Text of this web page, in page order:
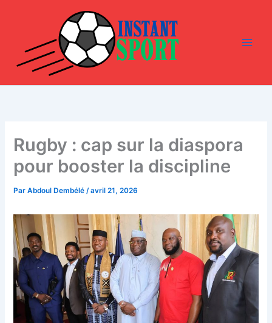
Rugby : cap sur la diaspora
pour booster la discipline
ParAbdoul Dembélé/avril 21, 2026